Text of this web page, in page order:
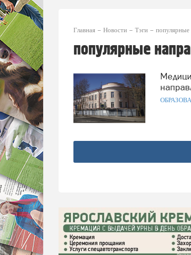
Главная Новости Тэги популярные
популярные
Медицина опередила IT-специальности в популярности